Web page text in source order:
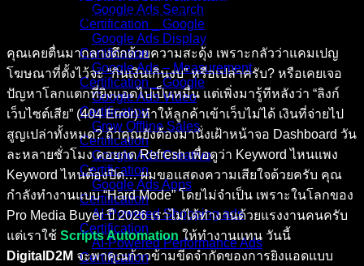
Google Ads Search
Certification _ Google
Google Ads Display
Certification
Google Ads – Measurement
Certification _ Google
Google Ads Video
Certification
Grow Offline Sales
Certification
Google Ads Creative
Certification
Google Ads Apps
Certification
AI-Powered Shopping ads
Certification
AI-Powered Performance Ads
Certification
คุณเคยตื่นมากลางดึกด้วยความสะดุ้ง เพราะกลัวว่าแคมเปญ
โฆษณาที่ตั้งไว้จะ “กินเงินเกินงบ” หรือเปล่าครับ? หรือเคยเจอ
ปัญหาโลกแตกที่ยิงแอดไปเป็นหมื่น แต่เพิ่งมารู้ทีหลังว่า “ลิงก์
เว็บไซต์เสีย” (404 Error) ทำให้ลูกค้าเข้าเว็บไม่ได้ เงินที่จ่ายไป
สูญเปล่าทั้งหมด? ถ้าคุณยังต้องมานั่งเฝ้าหน้าจอ Dashboard วัน
ละหลายชั่วโมง คอยกด Refresh เพื่อดูว่า Keyword ไหนแพง
Keyword ไหนต้องปิด… ผมขอแสดงความเสียใจด้วยครับ คุณ
กำลังทำงานแบบ “Hard Mode” โดยไม่จำเป็น เพราะในโลกของ
Pro Media Buyer ปี 2026 เราไม่ได้ทำงานด้วยแรงงานคนครับ
แต่เราใช้ Scripts Automation ให้ทำงานแทน วันนี้
DigitalD2M จะพาคุณก้าวข้ามขีดจำกัดของการยิงแอดแบบ